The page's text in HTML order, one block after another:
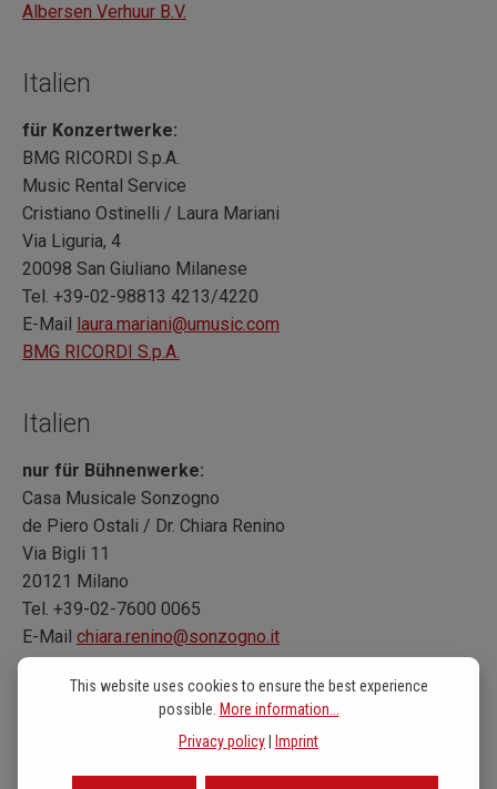
Albersen Verhuur B.V.
Italien
für Konzertwerke:
BMG RICORDI S.p.A.
Music Rental Service
Cristiano Ostinelli / Laura Mariani
Via Liguria, 4
20098 San Giuliano Milanese
Tel. +39-02-98813 4213/4220
E-Mail
laura.mariani@umusic.com
BMG RICORDI S.p.A.
Italien
nur für Bühnenwerke:
Casa Musicale Sonzogno
de Piero Ostali / Dr. Chiara Renino
Via Bigli 11
20121 Milano
Tel. +39-02-7600 0065
E-Mail chiara.renino@sonzogno.it
Casa Musicale Sonzogno
This website uses cookies to ensure the best experience
possible. More information...
Privacy policy| Imprint